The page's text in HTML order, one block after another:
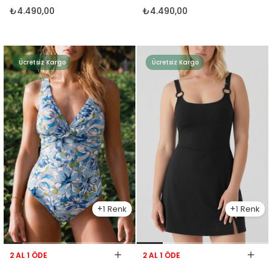
₺4.490,00 ₺4.490,00
1
2 AL 1 ÖDE
Ücretsiz Kargo
1
2 AL 1 ÖDE
Ücretsiz Kargo